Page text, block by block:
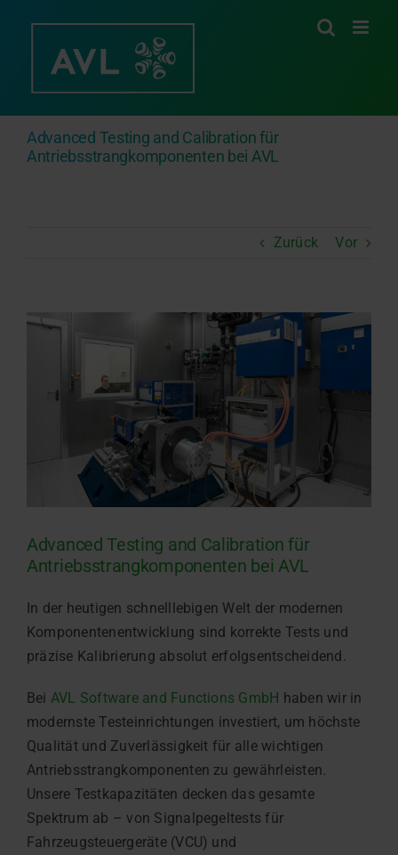
Advanced Testing and Calibration für
Antriebsstrangkomponenten bei AVL
Zurück Vor
Zeige
Advanced Testing and Calibration für
Antriebsstrangkomponenten bei AVL
In der heutigen schnelllebigen Welt der modernen
Komponentenentwicklung sind korrekte Tests und
präzise Kalibrierung absolut erfolgsentscheidend.
Bei AVL Software and Functions GmbH haben wir in
modernste Testeinrichtungen investiert, um höchste
Qualität und Zuverlässigkeit für alle wichtigen
Antriebsstrangkomponenten zu gewährleisten.
Unsere Testkapazitäten decken das gesamte
Spektrum ab – von Signalpegeltests für
Fahrzeugsteuergeräte (VCU) und